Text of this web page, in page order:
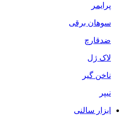
پرایمر
سوهان برقی
ضدقارچ
لاک ژل
ناخن گیر
نیپر
ابزار سالنی